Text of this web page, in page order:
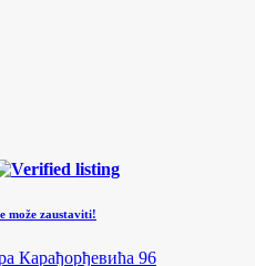
može zaustaviti!
Карађорђевића 96